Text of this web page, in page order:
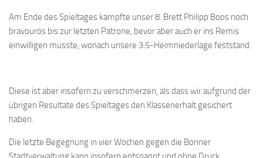
Am Ende des Spieltages kämpfte unser 8. Brett Philipp Boos noch
bravourös bis zur letzten Patrone, bevor aber auch er ins Remis
einwilligen musste, wonach unsere 3:5-Heimniederlage feststand.
Diese ist aber insofern zu verschmerzen, als dass wir aufgrund der
übrigen Resultate des Spieltages den Klassenerhalt gesichert
haben.
Die letzte Begegnung in vier Wochen gegen die Bonner